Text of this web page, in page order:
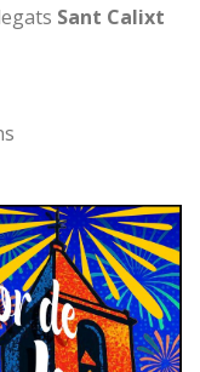
Sant Calixt